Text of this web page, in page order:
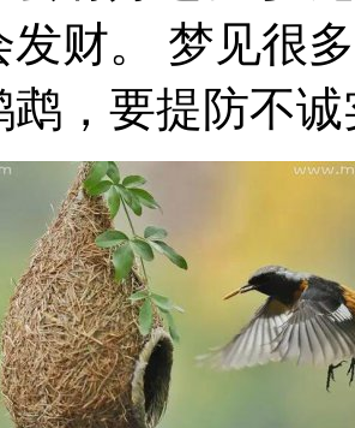
发财。 梦见很
鹉，要提防不